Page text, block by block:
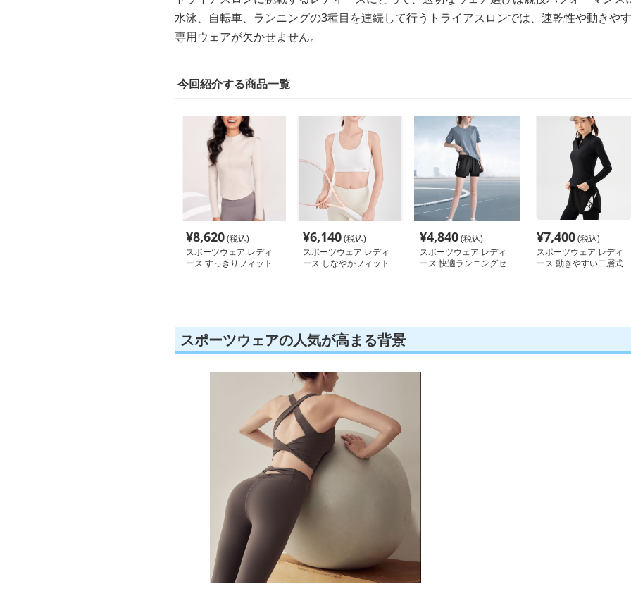
水泳、自転車、ランニングの3種目を連続して行うトライアスロンでは、速乾性や動きや
専用ウェアが欠かせません。
今回紹介する商品一覧
¥8,620(税込)
スポーツウェア レディ
ース すっきりフィット
¥6,140(税込)
スポーツウェア レディ
ース しなやかフィット
¥4,840(税込)
スポーツウェア レディ
ース 快適ランニングセ
¥7,400(税込)
スポーツウェア レディ
ース 動きやすい二層式
スポーツウェアの人気が高まる背景